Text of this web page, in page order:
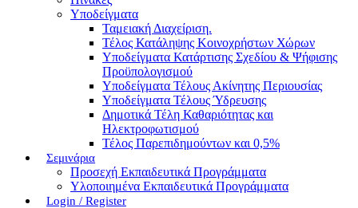
Υποδείγματα
Ταμειακή Διαχείριση.
Τέλος Κατάληψης Κοινοχρήστων Χώρων
Υποδείγματα Κατάρτισης Σχεδίου & Ψήφισης
Προϋπολογισμού
Υποδείγματα Τέλους Ακίνητης Περιουσίας
Υποδείγματα Τέλους Ύδρευσης
Δημοτικά Τέλη Καθαριότητας και
Ηλεκτροφωτισμού
Τέλος Παρεπιδημούντων και 0,5%
Σεμινάρια
Προσεχή Εκπαιδευτικά Προγράμματα
Υλοποιημένα Εκπαιδευτικά Προγράμματα
Login / Register